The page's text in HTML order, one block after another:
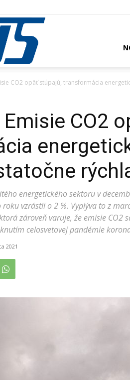
CO2 opäť stúpajú, transformácia
Emisie CO2
energetického sektoru v
vzrástli o 2 %. Vyplýva to z
zároveň varuje, že emisie CO2
celosvetovej pandémie
2021